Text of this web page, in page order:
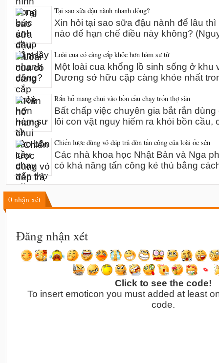
Tại sao sữa đậu nành nhanh đông?
Xin hỏi tại sao sữa đậu nành để lâu
nào để hạn chế điều này không?
Loài cua có càng cắp khỏe hơn hàm sư tử
Một loài cua khổng lồ sinh sống ở khu
Dương sở hữu cặp càng khỏe nhất
Rắn hổ mang chui vào bồn cầu chạy trốn thợ săn
Bất chấp việc chuyên gia bắt rắn
lôi con vật nguy hiểm ra khỏi bồn cầu,
Chiến lược dùng vỏ đáp trả đòn tấn công của loài ốc sên
Các nhà khoa học Nhật Bản và Nga
có khả năng tấn công kẻ thù bằng
0 nhận xét
Đăng nhận xét
Click to see the code!
To insert emoticon you must added at least
code.